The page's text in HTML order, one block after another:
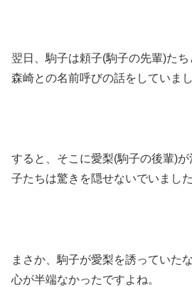
翌日、駒子は頼子(駒子の先輩)たち
森崎との名前呼びの話をしていまし
すると、そこに愛梨(駒子の後輩)
子たちは驚きを隠せないでいました
まさか、駒子が愛梨を誘っていた
心が半端なかったですよね。